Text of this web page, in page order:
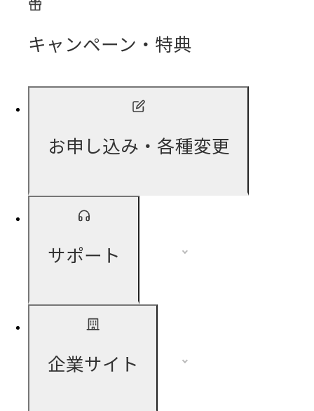
キャンペーン・特典
お申し込み・各種変更
サポート
企業サイト